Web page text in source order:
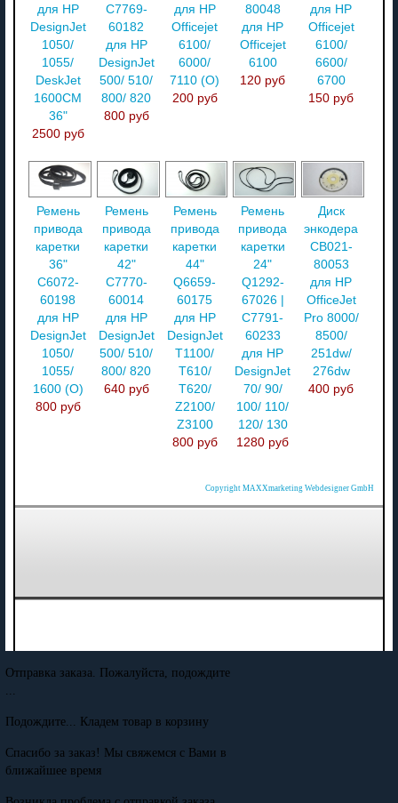
для HP
DesignJet
1050/
1055/
DeskJet
1600CM
36"
2500 руб
C7769-
60182
для HP
DesignJet
500/ 510/
800/ 820
800 руб
для HP
Officejet
6100/
6000/
7110 (O)
200 руб
80048
для HP
Officejet
6100
120 руб
для HP
Officejet
6100/
6600/
6700
150 руб
Ремень
привода
каретки
36"
C6072-
60198
для HP
DesignJet
1050/
1055/
1600 (О)
800 руб
Ремень
привода
каретки
42"
C7770-
60014
для HP
DesignJet
500/ 510/
800/ 820
640 руб
Ремень
привода
каретки
44"
Q6659-
60175
для HP
DesignJet
T1100/
T610/
T620/
Z2100/
Z3100
800 руб
Ремень
привода
каретки
24"
Q1292-
67026 |
C7791-
60233
для HP
DesignJet
70/ 90/
100/ 110/
120/ 130
1280 руб
Диск
энкодера
CB021-
80053
для HP
OfficeJet
Pro 8000/
8500/
251dw/
276dw
400 руб
Copyright MAXXmarketing Webdesigner GmbH
Отправка заказа. Пожалуйста, подождите
...
Подождите... Кладем товар в корзину
Спасибо за заказ! Мы свяжемся с Вами в
ближайшее время